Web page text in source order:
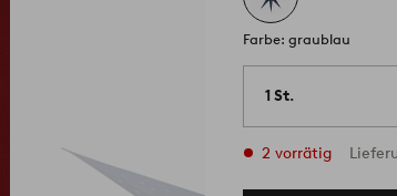
Farbe: graublau
1 St.
2 vorrätig